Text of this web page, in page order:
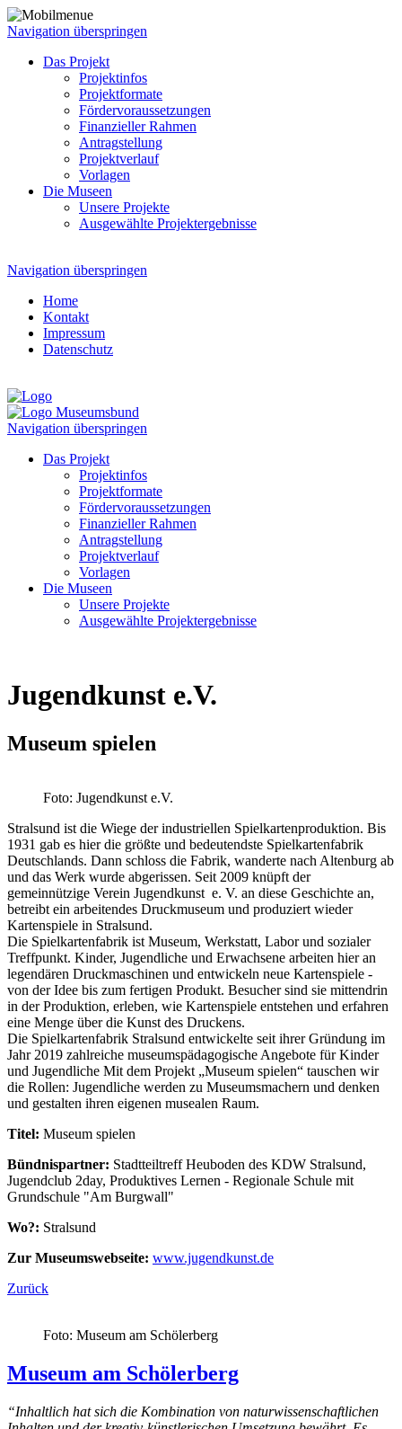
Navigation überspringen
Das Projekt
Projektinfos
Projektformate
Fördervoraussetzungen
Finanzieller Rahmen
Antragstellung
Projektverlauf
Vorlagen
Die Museen
Unsere Projekte
Ausgewählte Projektergebnisse
Navigation überspringen
Home
Kontakt
Impressum
Datenschutz
Navigation überspringen
Das Projekt
Projektinfos
Projektformate
Fördervoraussetzungen
Finanzieller Rahmen
Antragstellung
Projektverlauf
Vorlagen
Die Museen
Unsere Projekte
Ausgewählte Projektergebnisse
Jugendkunst e.V.
Museum spielen
Foto: Jugendkunst e.V.
Stralsund ist die Wiege der industriellen Spielkartenproduktion. Bis
1931 gab es hier die größte und bedeutendste Spielkartenfabrik
Deutschlands. Dann schloss die Fabrik, wanderte nach Altenburg ab
und das Werk wurde abgerissen. Seit 2009 knüpft der
gemeinnützige Verein Jugendkunst e. V. an diese Geschichte an,
betreibt ein arbeitendes Druckmuseum und produziert wieder
Kartenspiele in Stralsund.
Die Spielkartenfabrik ist Museum, Werkstatt, Labor und sozialer
Treffpunkt. Kinder, Jugendliche und Erwachsene arbeiten hier an
legendären Druckmaschinen und entwickeln neue Kartenspiele -
von der Idee bis zum fertigen Produkt. Besucher sind sie mittendrin
in der Produktion, erleben, wie Kartenspiele entstehen und erfahren
eine Menge über die Kunst des Druckens.
Die Spielkartenfabrik Stralsund entwickelte seit ihrer Gründung im
Jahr 2019 zahlreiche museumspädagogische Angebote für Kinder
und Jugendliche Mit dem Projekt „Museum spielen“ tauschen wir
die Rollen: Jugendliche werden zu Museumsmachern und denken
und gestalten ihren eigenen musealen Raum.
Titel: Museum spielen
Bündnispartner: Stadtteiltreff Heuboden des KDW Stralsund,
Jugendclub 2day, Produktives Lernen - Regionale Schule mit
Grundschule "Am Burgwall"
Wo?: Stralsund
Zur Museumswebseite: www.jugendkunst.de
Zurück
Foto: Museum am Schölerberg
Museum am Schölerberg
“Inhaltlich hat sich die Kombination von naturwissenschaftlichen